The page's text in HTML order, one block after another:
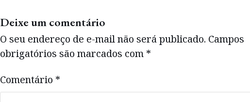
Deixe um comentário
O seu endereço de e-mail não será publicado. Campos
obrigatórios são marcados com *
Comentário *